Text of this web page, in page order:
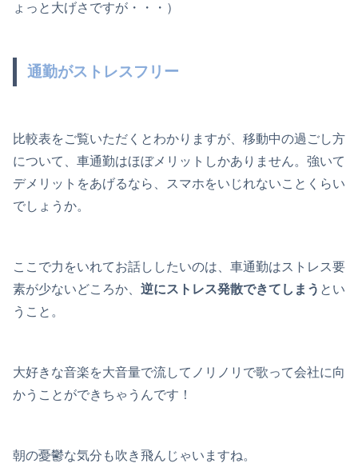
ょっと大げさですが・・・）
通勤がストレスフリー
比較表をご覧いただくとわかりますが、移動中の過ごし方
について、車通勤はほぼメリットしかありません。強いて
デメリットをあげるなら、スマホをいじれないことくらい
でしょうか。
ここで力をいれてお話ししたいのは、車通勤はストレス要
素が少ないどころか、 逆にストレス発散できてしまう とい
うこと。
大好きな音楽を大音量で流してノリノリで歌って会社に向
かうことができちゃうんです！
朝の憂鬱な気分も吹き飛んじゃいますね。